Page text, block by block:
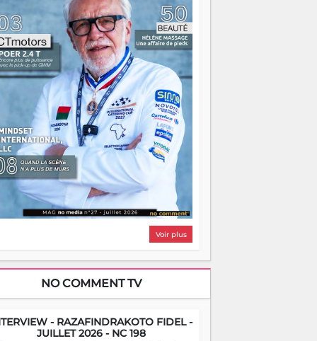
on pourrait s'arrêter là, applaudir et
chez soi satisfait. Mais ce serait
à côté d'une chose essentielle. La
ça brûle fort — et parfois, ça brûle
Une flamme sans direction peut
autant qu'elle peut consumer. C'est
que les aînés entrent en scène — pas
reprendre le gouvernail, mais pour
où sont les récifs. Les jeunes ont la
les vieux ont l'expérience, comme on
Ce n'est pas un combat de générations
c'est une question d'équipage. Partagez
réussites, mais aussi vos échecs. Surtout
échecs, d'ailleurs — ils enseignent
que n'importe quel manuel. À
la barque avance. Il faut juste
que tout le monde rame dans le
Voir plus
NO COMMENT TV
- RAZAFINDRAKOTO FIDEL -
JUILLET 2026 - NC 198